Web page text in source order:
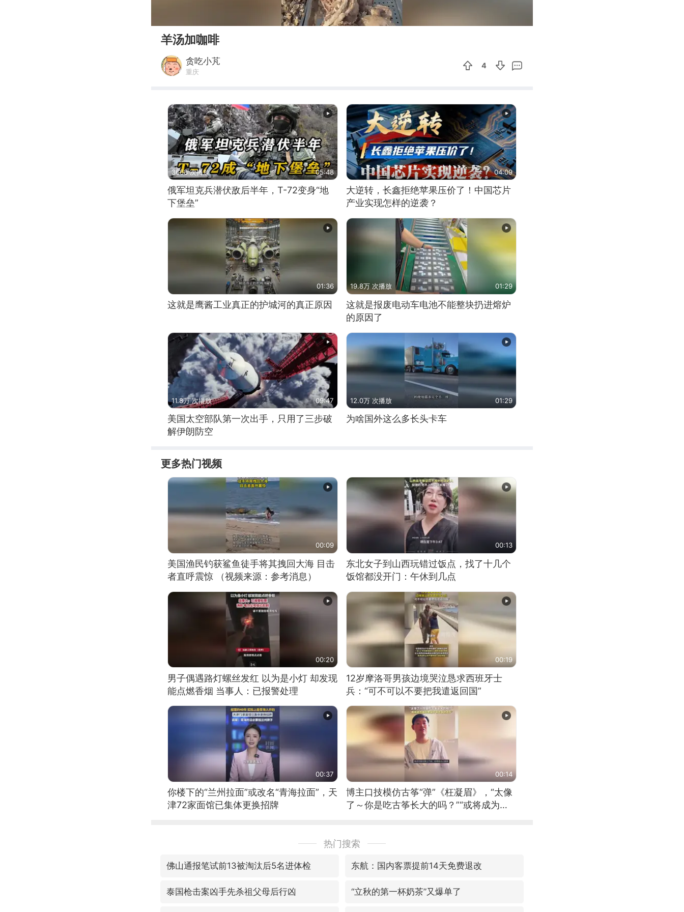
羊汤加咖啡
贪吃小芃
重庆
4
3668 次播放 05:48
俄军坦克兵潜伏敌后半年，T-72变身“地
下堡垒”
04:09
大逆转，长鑫拒绝苹果压价了！中国芯片
产业实现怎样的逆袭？
01:36
这就是鹰酱工业真正的护城河的真正原因
19.8万 次播放 01:29
这就是报废电动车电池不能整块扔进熔炉
的原因了
11.8万 次播放 09:47
美国太空部队第一次出手，只用了三步破
解伊朗防空
12.0万 次播放 01:29
为啥国外这么多长头卡车
更多热门视频
00:09
美国渔民钓获鲨鱼徒手将其拽回大海 目击
者直呼震惊 （视频来源：参考消息）
00:13
东北女子到山西玩错过饭点，找了十几个
饭馆都没开门：午休到几点
00:20
男子偶遇路灯螺丝发红 以为是小灯 却发现
能点燃香烟 当事人：已报警处理
00:19
12岁摩洛哥男孩边境哭泣恳求西班牙士
兵：“可不可以不要把我遣返回国”
00:37
你楼下的“兰州拉面”或改名“青海拉面”，天
津72家面馆已集体更换招牌
00:14
博主口技模仿古筝“弹”《枉凝眉》，“太像
了～你是吃古筝长大的吗？”“或将成为首
热门搜索
佛山通报笔试前13被淘汰后5名进体检 东航：国内客票提前14天免费退改
泰国枪击案凶手先杀祖父母后行凶 “立秋的第一杯奶茶”又爆单了